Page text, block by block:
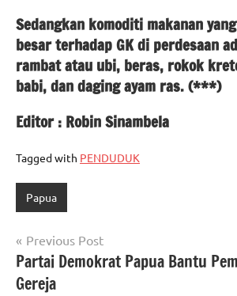
Sedangkan komoditi makanan
besar terhadap GK di perdesaan
rambat atau ubi, beras, rokok
babi, dan daging ayam ras. (***)
Editor : Robin Sinambela
Tagged with PENDUDUK
Papua
Navigasi
pos
Previous Post
Partai Demokrat Papua Bantu
Gereja